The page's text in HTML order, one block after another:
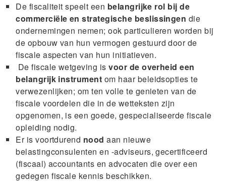
De fiscaliteit speelt een belangrijke rol bij de
commerciële en strategische beslissingen die
ondernemingen nemen; ook particulieren worden bij
de opbouw van hun vermogen gestuurd door de
fiscale aspecten van hun initiatieven.
De fiscale wetgeving isvoor de overheid een
belangrijk instrument om haar beleidsopties te
verwezenlijken; om ten volle te genieten van de
fiscale voordelen die in de wetteksten zijn
opgenomen, is een goede, gespecialiseerde fiscale
opleiding nodig.
Er is voortdurend nood aan nieuwe
belastingconsulenten en -adviseurs, gecertificeerd
(fiscaal) accountants en advocaten die over een
gedegen fiscale kennis beschikken.